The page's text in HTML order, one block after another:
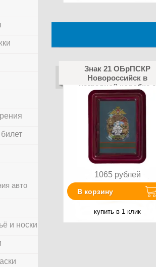
Знак 21 ОБрПСКР
Новороссийск в
наградной коробке с
удостоверением в
комплекте
1065 рублей
В корзину
купить в 1 клик
авто
и носки